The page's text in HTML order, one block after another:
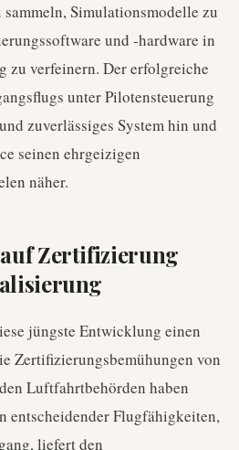
Simulationsmodelle zu
und -hardware in
zu verfeinern. Der erfolgreiche
unter Pilotensteuerung
zuverlässiges System hin und
seinen ehrgeizigen
näher.
Zertifizierung
jüngste Entwicklung einen
Zertifizierungsbemühungen von
Luftfahrtbehörden haben
entscheidender Flugfähigkeiten,
liefert den